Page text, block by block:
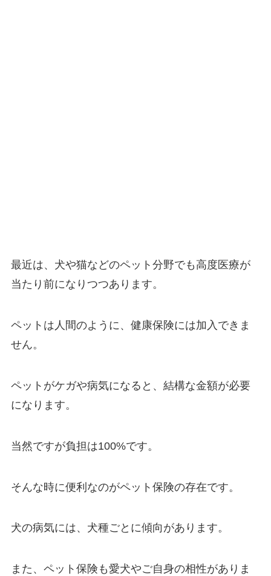
最近は、犬や猫などのペット分野でも高度医療が
当たり前になりつつあります。
ペットは人間のように、健康保険には加入できま
せん。
ペットがケガや病気になると、結構な金額が必要
になります。
当然ですが負担は100%です。
そんな時に便利なのがペット保険の存在です。
犬の病気には、犬種ごとに傾向があります。
また、ペット保険も愛犬やご自身の相性がありま